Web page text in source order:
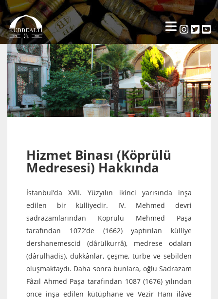
Hizmet Binası (Köprülü
Medresesi) Hakkında
İstanbul’da XVII. Yüzyılın ikinci yarısında inşa
edilen bir külliyedir. IV. Mehmed devri
sadrazamlarından Köprülü Mehmed Paşa
tarafından 1072’de (1662) yaptırılan külliye
dershanemescid (dârülkurrâ), medrese odaları
(dârülhadis), dükkânlar, çeşme, türbe ve sebilden
oluşmaktaydı. Daha sonra bunlara, oğlu Sadrazam
Fâzıl Ahmed Paşa tarafından 1087 (1676) yılından
önce inşa edilen kütüphane ve Vezir Hanı ilâve